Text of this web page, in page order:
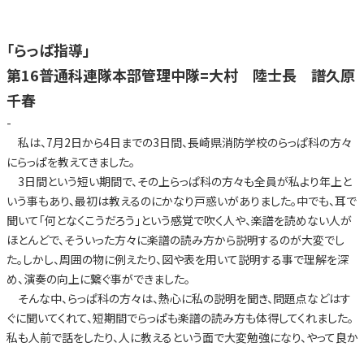
「らっぱ指導」
第16普通科連隊本部管理中隊=大村 陸士長 譜久原
千春
-
私は、7月2日から4日までの3日間、長崎県消防学校のらっぱ科の方々
にらっぱを教えてきました。
3日間という短い期間で、その上らっぱ科の方々も全員が私より年上と
いう事もあり、最初は教えるのにかなり戸惑いがありました。中でも、耳で
聞いて「何となくこうだろう」という感覚で吹く人や、楽譜を読めない人が
ほとんどで、そういった方々に楽譜の読み方から説明するのが大変でし
た。しかし、周囲の物に例えたり、図や表を用いて説明する事で理解を深
め、演奏の向上に繋ぐ事ができました。
そんな中、らっぱ科の方々は、熱心に私の説明を聞き、問題点などはす
ぐに聞いてくれて、短期間でらっぱも楽譜の読み方も体得してくれました。
私も人前で話をしたり、人に教えるという面で大変勉強になり、やって良か